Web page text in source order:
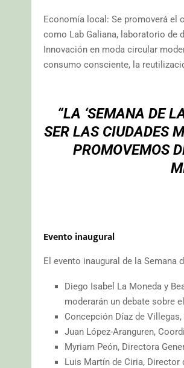
Economía local: Se promoverá el
como Lab Galiana, laboratorio de
Innovación en moda circular
consumo consciente, la
“LA ‘SEMANA DE
SER LAS CIUDADES
PROMOVEMOS
Evento inaugural
El evento inaugural de la Semana
Diego Isabel La Moneda y
moderarán un debate sobre
Concepción Díaz de
Juan López-Aranguren,
Myriam Peón, Directora
Luis Martín de Ciria,